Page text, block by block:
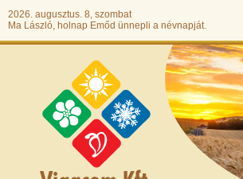
2026. augusztus. 8, szombat
Ma László, holnap Emőd ünnepli a névnapját.